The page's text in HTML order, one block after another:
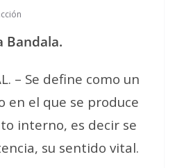
Bandala.
– Se define como un
en el que se produce
interno, es decir se
su sentido vital.